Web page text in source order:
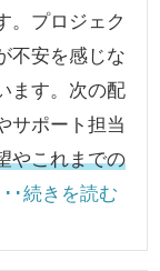
。プロジェク
不安を感じな
ます。次の配
サポート担当
やこれまでの
･･続きを読む